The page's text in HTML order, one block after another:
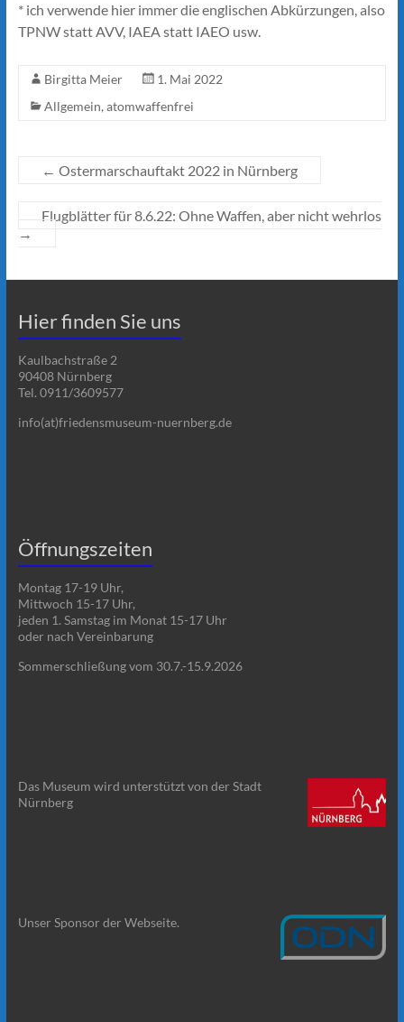
* ich verwende hier immer die englischen Abkürzungen, also
TPNW statt AVV, IAEA statt IAEO usw.
Birgitta Meier
1. Mai 2022
Allgemein, atomwaffenfrei
← Ostermarschauftakt 2022 in Nürnberg
Flugblätter für 8.6.22: Ohne Waffen, aber nicht wehrlos
→
Hier finden Sie uns
Kaulbachstraße 2
90408 Nürnberg
Tel. 0911/3609577
info(at)friedensmuseum-nuernberg.de
Öffnungszeiten
Montag 17-19 Uhr,
Mittwoch 15-17 Uhr,
jeden 1. Samstag im Monat 15-17 Uhr
oder nach Vereinbarung
Sommerschließung vom 30.7.-15.9.2026
Das Museum wird unterstützt von der Stadt
Nürnberg
Unser Sponsor der Webseite.